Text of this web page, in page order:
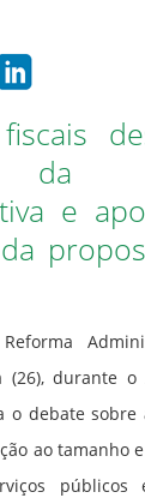
e
durante o
o debate
ao tamanho
públicos